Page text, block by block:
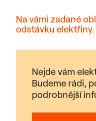
Na vámi zadané
odstávku elektřiny.
Nejde vám
Budeme rádi,
podrobnější